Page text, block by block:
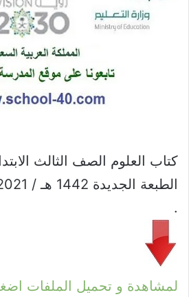
كتاب العلوم الصف الثالث
الطبعة الجديدة 1442 هـ / 2021 م
.
لمشاهدة و تحميل الملفات